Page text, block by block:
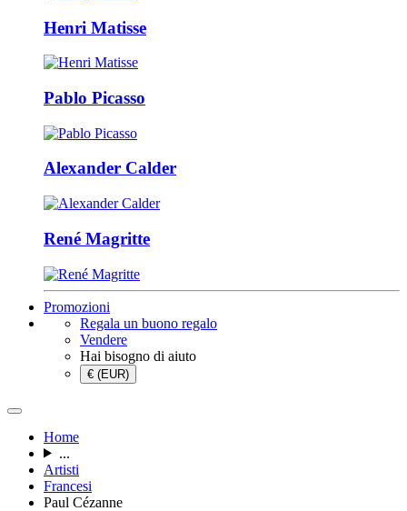
Henri Matisse
Pablo Picasso
Alexander Calder
René Magritte
Promozioni
Regala un buono regalo
Vendere
Hai bisogno di aiuto
€ (EUR)
Home
...
Artisti
Francesi
Paul Cézanne